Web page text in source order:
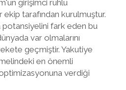
girişimci ruhlu
tarafından kurulmuştur.
potansiyelini fark eden bu
var olmalarını
geçmiştir. Yakutiye
en önemli
verdiği